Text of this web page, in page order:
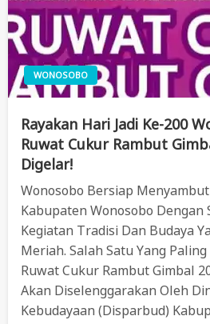
WONOSOBO
Rayakan Hari Jadi Ke-200
Ruwat Cukur Rambut
Digelar!
Wonosobo Bersiap Menyambut
Kabupaten Wonosobo Dengan
Kegiatan Tradisi Dan Budaya
Meriah. Salah Satu Yang
Ruwat Cukur Rambut Gimbal
Akan Diselenggarakan Oleh
Kebudayaan (Disparbud)